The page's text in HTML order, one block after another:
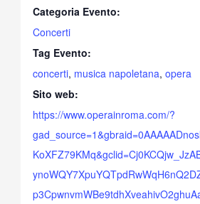
Categoria Evento:
Concerti
Tag Evento:
concerti, musica napoletana,opera
Sito web:
https://www.operainroma.com/?